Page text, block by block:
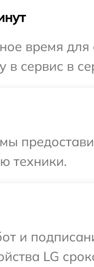
время
в сервис в
техники.
и
LG